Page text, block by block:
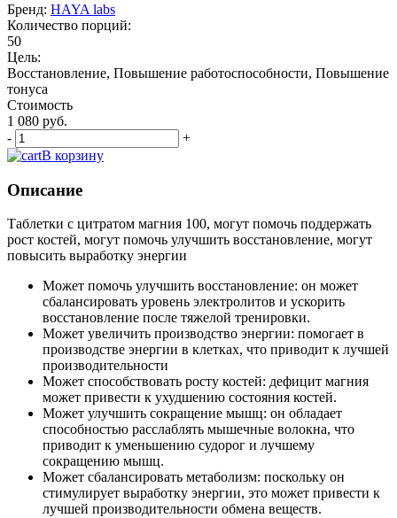
Бренд: HAYA labs
Количество порций:
50
Цель:
Восстановление, Повышение работоспособности, Повышение
тонуса
Стоимость
1 080 руб.
-
+
В корзину
Описание
Таблетки с цитратом магния 100, могут помочь поддержать
рост костей, могут помочь улучшить восстановление, могут
повысить выработку энергии
Может помочь улучшить восстановление: он может
сбалансировать уровень электролитов и ускорить
восстановление после тяжелой тренировки.
Может увеличить производство энергии: помогает в
производстве энергии в клетках, что приводит к лучшей
производительности
Может способствовать росту костей: дефицит магния
может привести к ухудшению состояния костей.
Может улучшить сокращение мышц: он обладает
способностью расслаблять мышечные волокна, что
приводит к уменьшению судорог и лучшему
сокращению мышц.
Может сбалансировать метаболизм: поскольку он
стимулирует выработку энергии, это может привести к
лучшей производительности обмена веществ.